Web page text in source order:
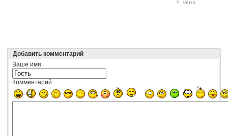
Добавить комментарий
Ваше имя:
Комментарий: